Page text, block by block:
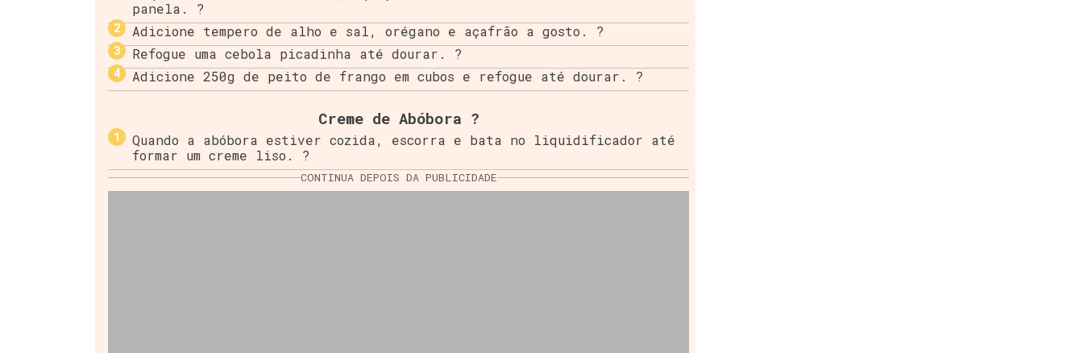
panela. ?
Adicione tempero de alho e sal, orégano e açafrão a gosto. ?
Refogue uma cebola picadinha até dourar. ?
Adicione 250g de peito de frango em cubos e refogue até dourar. ?
Creme de Abóbora ?
Quando a abóbora estiver cozida, escorra e bata no liquidificador até
formar um creme liso. ?
CONTINUA DEPOIS DA PUBLICIDADE